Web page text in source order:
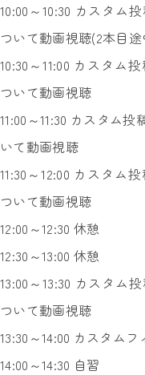
10:00～10:30 カスタム
ついて動画視聴(2本目
10:30～11:00 カスタム
ついて動画視聴
11:00～11:30 カスタム
いて動画視聴
11:30～12:00 カスタム
ついて動画視聴
12:00～12:30 休憩
12:30～13:00 休憩
13:00～13:30 カスタム
ついて動画視聴
13:30～14:00 カスタム
14:00～14:30 自習